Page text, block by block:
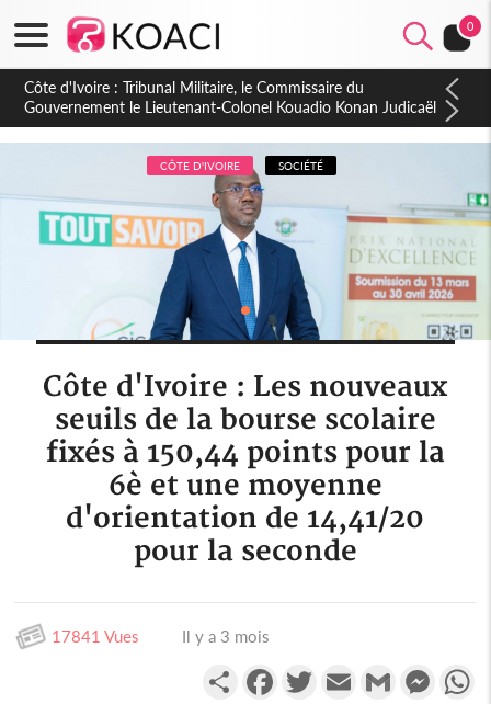
0
Burkina Faso : hausse de 75 FCFA du prix du litre du diesel à
la pompe
CÔTE D'IVOIRE SOCIÉTÉ
Côte d'Ivoire : Les nouveaux
seuils de la bourse scolaire
fixés à 150,44 points pour la
6è et une moyenne
d'orientation de 14,41/20
pour la seconde
17841 Vues Il y a 3 mois
PartagerFacebookTwitterEmail Gmail